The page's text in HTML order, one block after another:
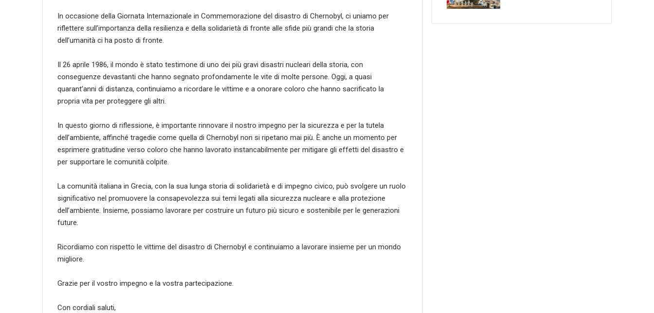
In occasione della Giornata Internazionale in Commemorazione del disastro di Chernobyl, ci uniamo per
riflettere sull’importanza della resilienza e della solidarietà di fronte alle sfide più grandi che la storia
dell’umanità ci ha posto di fronte.
Il 26 aprile 1986, il mondo è stato testimone di uno dei più gravi disastri nucleari della storia, con
conseguenze devastanti che hanno segnato profondamente le vite di molte persone. Oggi, a quasi
quarant’anni di distanza, continuiamo a ricordare le vittime e a onorare coloro che hanno sacrificato la
propria vita per proteggere gli altri.
In questo giorno di riflessione, è importante rinnovare il nostro impegno per la sicurezza e per la tutela
dell’ambiente, affinché tragedie come quella di Chernobyl non si ripetano mai più. È anche un momento per
esprimere gratitudine verso coloro che hanno lavorato instancabilmente per mitigare gli effetti del disastro e
per supportare le comunità colpite.
La comunità italiana in Grecia, con la sua lunga storia di solidarietà e di impegno civico, può svolgere un ruolo
significativo nel promuovere la consapevolezza sui temi legati alla sicurezza nucleare e alla protezione
dell’ambiente. Insieme, possiamo lavorare per costruire un futuro più sicuro e sostenibile per le generazioni
future.
Ricordiamo con rispetto le vittime del disastro di Chernobyl e continuiamo a lavorare insieme per un mondo
migliore.
Grazie per il vostro impegno e la vostra partecipazione.
Con cordiali saluti,